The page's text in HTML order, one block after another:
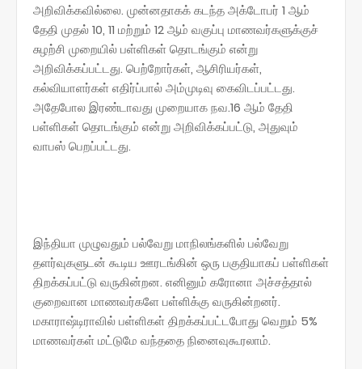
அறிவிக்கவில்லை. முன்னதாகக் கடந்த அக்டோபர் 1 ஆம்
தேதி முதல் 10, 11 மற்றும் 12 ஆம் வகுப்பு மாணவர்களுக்குச்
சுழற்சி முறையில் பள்ளிகள் தொடங்கும் என்று
அறிவிக்கப்பட்டது. பெற்றோர்கள், ஆசிரியர்கள்,
கல்வியாளர்கள் எதிர்ப்பால் அம்முடிவு கைவிடப்பட்டது.
அதேபோல இரண்டாவது முறையாக நவ.16 ஆம் தேதி
பள்ளிகள் தொடங்கும் என்று அறிவிக்கப்பட்டு, அதுவும்
வாபஸ் பெறப்பட்டது.
இந்தியா முழுவதும் பல்வேறு மாநிலங்களில் பல்வேறு
தளர்வுகளுடன் கூடிய ஊரடங்கின் ஒரு பகுதியாகப் பள்ளிகள்
திறக்கப்பட்டு வருகின்றன. எனினும் கரோனா அச்சத்தால்
குறைவான மாணவர்களே பள்ளிக்கு வருகின்றனர்.
மகாராஷ்டிராவில் பள்ளிகள் திறக்கப்பட்டபோது வெறும் 5%
மாணவர்கள் மட்டுமே வந்ததை நினைவுகூரலாம்.